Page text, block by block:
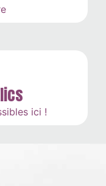
ici !